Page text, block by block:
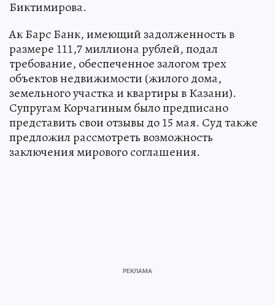
Биктимирова.
Ак Барс Банк, имеющий задолженность в
размере 111,7 миллиона рублей, подал
требование, обеспеченное залогом трех
объектов недвижимости (жилого дома,
земельного участка и квартиры в Казани).
Супругам Корчагиным было предписано
представить свои отзывы до 15 мая. Суд также
предложил рассмотреть возможность
заключения мирового соглашения.